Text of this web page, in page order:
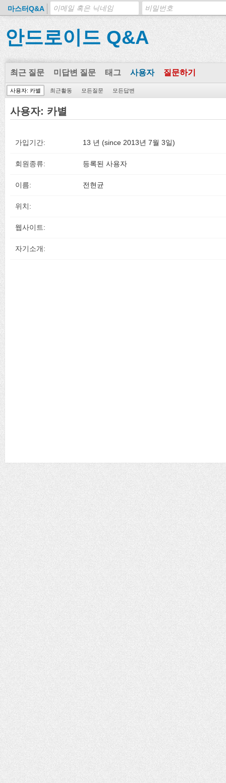
마스터Q&A
안드로이드 Q&A
최근 질문 미답변 질문 태그 사용자 질문하기
사용자: 카별 최근활동 모든질문 모든답변
사용자: 카별
가입기간: 13 년 (since 2013년 7월 3일)
회원종류: 등록된 사용자
이름: 전현균
위치:
웹사이트:
자기소개: